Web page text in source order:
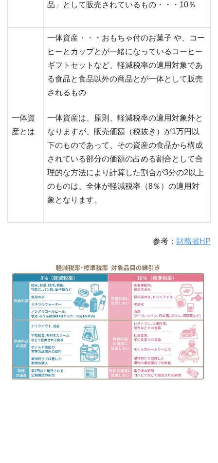
品」として販売されているもの・・・10％
一体資
産とは
一体資産・・・おもちゃ付のお菓子 や、コー
ヒーとカップとが一緒になっているコーヒー
ギフトセットなど、軽減税率の適用対象であ
る食品と食品以外の商品とが一体として販売
されるもの
一体資産は、原則、軽減税率の適用対象外と
なりますが、販売価額（税抜き）が1万円以
下のものであって、その資産の食品から構成
されている部分の価額の占める割合として合
理的な方法により計算した割合が3分の2以上
のものは、全体が軽減税率（8％）の適用対
象となります。
参考： 財務省HP